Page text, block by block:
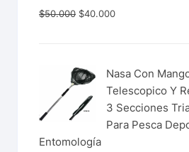
$50.000 $40.000
Nasa Con
Telescopico Y
3 Secciones
Para Pesca
Entomología